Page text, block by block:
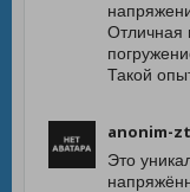
Отличная
Такой
anonim-
Это